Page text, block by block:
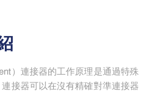
）連接器的工作原理是通過特殊
接器可以在沒有精確對準連接器